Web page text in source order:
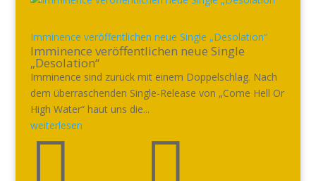
Imminence veröffentlichen neue Single „Desolation“
Imminence veröffentlichen neue Single
„Desolation“
Imminence sind zurück mit einem Doppelschlag. Nach
dem überraschenden Single-Release von „Come Hell Or
High Water“ haut uns die...
weiterlesen